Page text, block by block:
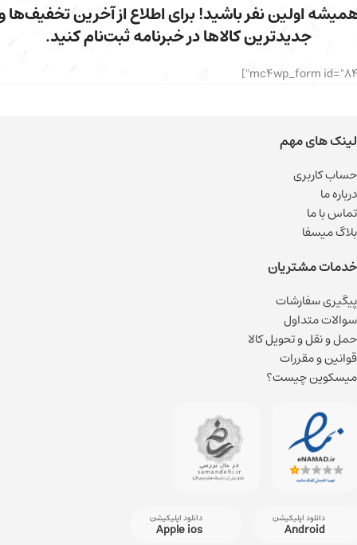
اولین نفر باشید! برای اطلاع از آخرین تخفیف‌ها
جدیدترین کالاها در خبرنامه ثبت‌نام کنید.
لینک های مهم
حساب کاربری
درباره ما
تماس با ما
بلاگ میسفا
خدمات مشتریان
پیگیری سفارشات
سوالات متداول
حمل و نقل و تحویل کالا
قوانین و مقررات
میسکوین چیست؟
دانلود اپلیکیشن
Android
دانلود اپلیکیشن
Apple ios